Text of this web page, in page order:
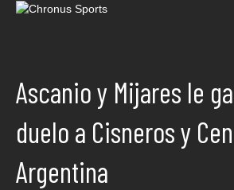
Ascanio y Mijares le
duelo a Cisneros y
Argentina